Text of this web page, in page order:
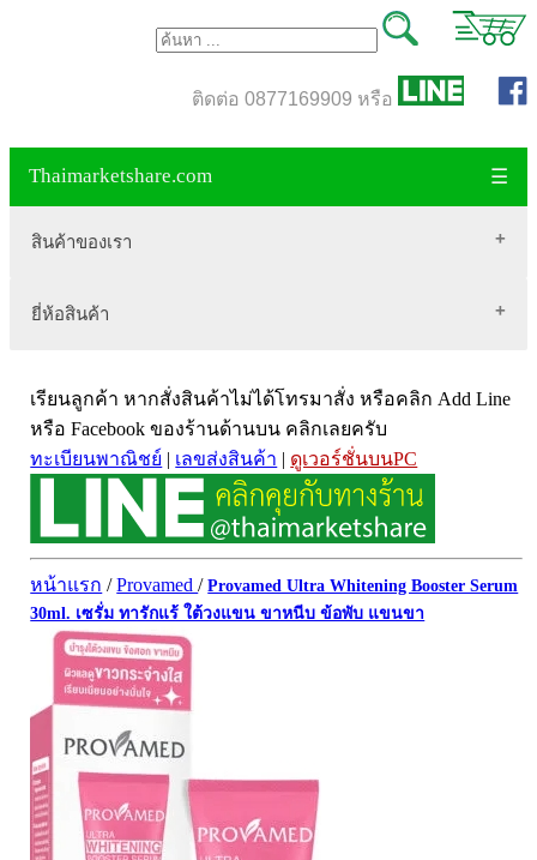
ติดต่อ 0877169909 หรือ
Thaimarketshare.com ☰
สินค้าของเรา
สินค้าขายดี
สมุนไพรไทย
เครื่องดื่มกาแฟ
น้ำหนัก
ขนาด อกสตรี
ผิวพรรณ-กลูต้า
ริ้วรอย
แผลเป็น หลุมสิว
สิวอุดตันหน้ามัน
ครีมกันแดด ปัญหาฝ้า กระ
สุดฮิต เกาหลี
สุดฮิต ญี่ปุ่น
ข้อเสื่อม กระดูก
ยี่ห้อสินค้า
Biogrow
Blackmores
VitaHealth
Mega we care
Vistra วิสทร้า
Maxxlife WellGate
SpringMate
Vitamate
Glutapung
Naturbiotic
Nutri Master
เรียนลูกค้า หากสั่งสินค้าไม่ได้โทรมาสั่ง หรือคลิก Add Line
หรือ Facebook ของร้านด้านบน คลิกเลยครับ
ทะเบียนพาณิชย์ | เลขส่งสินค้า | ดูเวอร์ชั่นบนPC
หน้าแรก /Provamed/Provamed Ultra Whitening Booster Serum
30ml. เซรั่ม ทารักแร้ ใต้วงแขน ขาหนีบ ข้อพับ แขนขา